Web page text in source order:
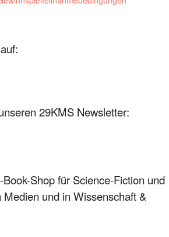
29KMS Newsletter:
Shop für Science-Fiction und
und in Wissenschaft &